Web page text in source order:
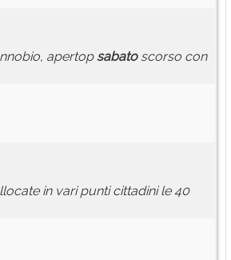
apertop sabatoscorso con
in vari punti cittadini le 40